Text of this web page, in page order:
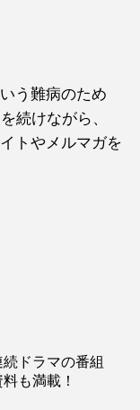
う難病のため
続けながら、
トやメルマガを
ドラマの番組
も満載！